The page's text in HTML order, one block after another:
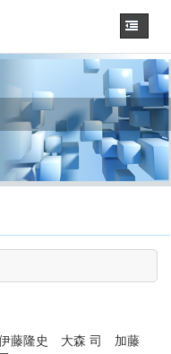
藤隆史 大森 司 加藤